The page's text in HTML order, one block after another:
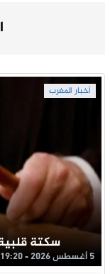
أخبار المغرب
سكتة
5 أغسطس 2026 - 19:20